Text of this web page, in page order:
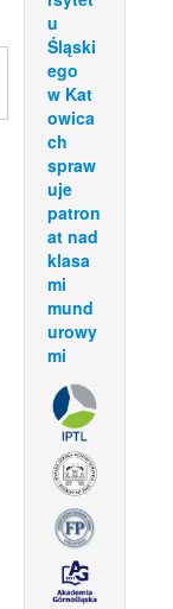
u
Śląski
ego
w Kat
owica
ch
spraw
uje
patron
at nad
klasa
mi
mund
urowy
mi